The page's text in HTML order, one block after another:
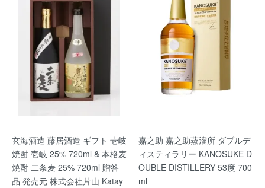
玄海酒造 藤居酒造 ギフト 壱岐
焼酎 壱岐 25% 720ml & 本格麦
焼酎 二条麦 25% 720ml 贈答
品 発売元 株式会社片山 Katay
嘉之助 嘉之助蒸溜所 ダブルデ
ィスティラリー KANOSUKE D
OUBLE DISTILLERY 53度 700
ml